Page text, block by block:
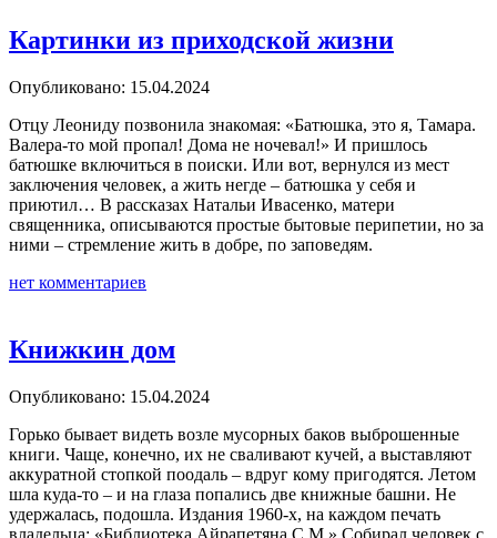
Картинки из приходской жизни
Опубликовано: 15.04.2024
Отцу Леониду позвонила знакомая: «Батюшка, это я, Тамара.
Валера-то мой пропал! Дома не ночевал!» И пришлось
батюшке включиться в поиски. Или вот, вернулся из мест
заключения человек, а жить негде – батюшка у себя и
приютил… В рассказах Натальи Ивасенко, матери
священника, описываются простые бытовые перипетии, но за
ними – стремление жить в добре, по заповедям.
нет комментариев
Книжкин дом
Опубликовано: 15.04.2024
Горько бывает видеть возле мусорных баков выброшенные
книги. Чаще, конечно, их не сваливают кучей, а выставляют
аккуратной стопкой поодаль – вдруг кому пригодятся. Летом
шла куда-то – и на глаза попались две книжные башни. Не
удержалась, подошла. Издания 1960-х, на каждом печать
владельца: «Библиотека Айрапетяна С.М.» Собирал человек с